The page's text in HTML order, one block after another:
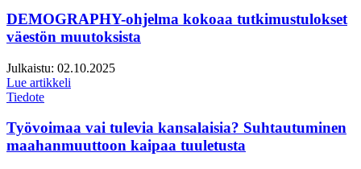
DEMOGRAPHY-ohjelma kokoaa tutkimustulokset
väestön muutoksista
Julkaistu: 02.10.2025
Lue artikkeli
Tiedote
Työvoimaa vai tulevia kansalaisia? Suhtautuminen
maahanmuuttoon kaipaa tuuletusta